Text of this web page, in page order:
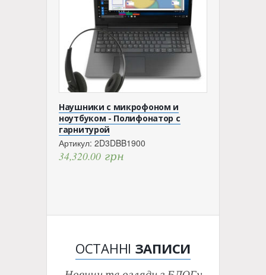
Наушники с микрофоном и
ноутбуком - Полифонатор с
гарнитурой
Артикул: 2D3DBB1900
34,320.00 грн
ОСТАННІ ЗАПИСИ